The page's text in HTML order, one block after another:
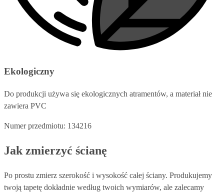
Ekologiczny
Do produkcji używa się ekologicznych atramentów, a materiał nie
zawiera PVC
Numer przedmiotu: 134216
Jak zmierzyć ścianę
Po prostu zmierz szerokość i wysokość całej ściany. Produkujemy
twoją tapetę dokładnie według twoich wymiarów, ale zalecamy